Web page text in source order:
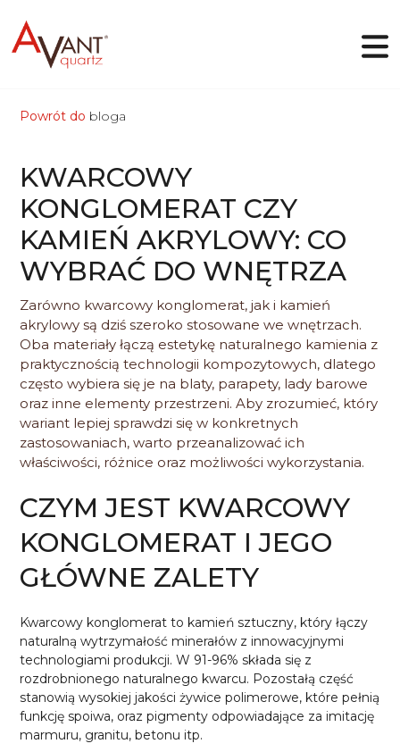
Dlaczego Avant Quartz
Kolekcje
Projektant online
Galeria
Blog
Kontakt
Powrót do bloga
KWARCOWY
KONGLOMERAT CZY
KAMIEŃ AKRYLOWY: CO
WYBRAĆ DO WNĘTRZA
Zarówno kwarcowy konglomerat, jak i kamień
akrylowy są dziś szeroko stosowane we wnętrzach.
Oba materiały łączą estetykę naturalnego kamienia z
praktycznością technologii kompozytowych, dlatego
często wybiera się je na blaty, parapety, lady barowe
oraz inne elementy przestrzeni. Aby zrozumieć, który
wariant lepiej sprawdzi się w konkretnych
zastosowaniach, warto przeanalizować ich
właściwości, różnice oraz możliwości wykorzystania.
CZYM JEST KWARCOWY
KONGLOMERAT I JEGO
GŁÓWNE ZALETY
Kwarcowy konglomerat to kamień sztuczny, który łączy
naturalną wytrzymałość minerałów z innowacyjnymi
technologiami produkcji. W 91-96% składa się z
rozdrobnionego naturalnego kwarcu. Pozostałą część
stanowią wysokiej jakości żywice polimerowe, które pełnią
funkcję spoiwa, oraz pigmenty odpowiadające za imitację
marmuru, granitu, betonu itp.